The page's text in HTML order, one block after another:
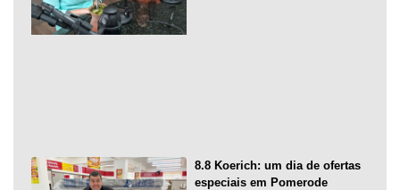
8.8 Koerich: um dia de ofertas
especiais em Pomerode